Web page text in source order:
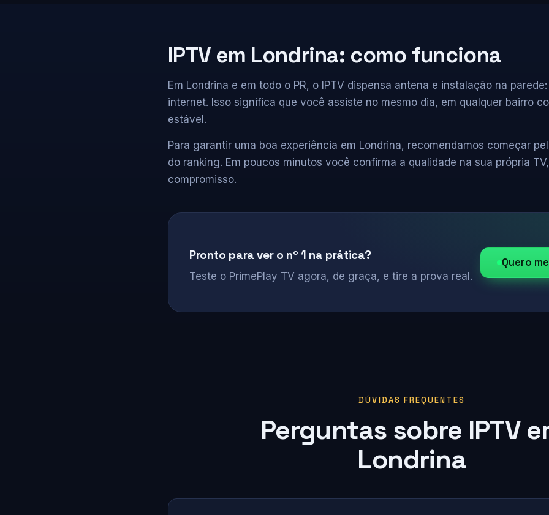
IPTV em Londrina: como funciona
Em Londrina e em todo o PR, o IPTV dispensa antena e instalação na
internet. Isso significa que você assiste no mesmo dia, em qualquer bairro
estável.
Para garantir uma boa experiência em Londrina, recomendamos começar
do ranking. Em poucos minutos você confirma a qualidade na sua própria
compromisso.
Pronto para ver o nº 1 na prática?
Teste o PrimePlay TV agora, de graça, e tire a prova real.
Quero
DÚVIDAS FREQUENTES
Perguntas sobre IPTV
Londrina